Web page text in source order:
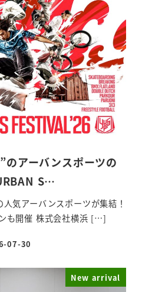
のアーバンスポーツの
S…
気アーバンスポーツが集結！
も開催 株式会社横浜 […]
07-30
New arrival